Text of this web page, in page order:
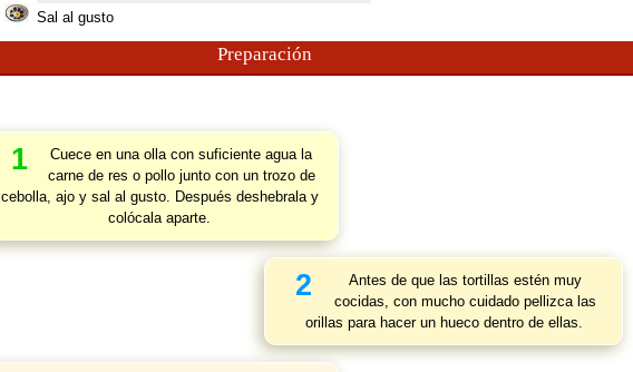
Sal al gusto
Preparación
1
Cuece en una olla con suficiente agua la
carne de res o pollo junto con un trozo de
cebolla, ajo y sal al gusto. Después deshebrala y
colócala aparte.
2
Antes de que las tortillas estén muy
cocidas, con mucho cuidado pellizca las
orillas para hacer un hueco dentro de ellas.